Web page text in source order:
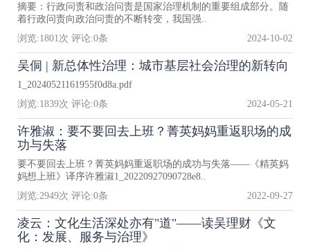
摘要：行政问责和政治问责是国家治理机制的重要组成部分。随
着行政问责向政治问责的不断转变，我国强..
浏览:1801次 评论:0条 2024-10-02
吴侗 | 新总体性治理：城市基层社会治理的新转向
1_20240521161955f0d8a.pdf
浏览:1839次 评论:0条 2024-05-21
许雅淑：要不要回去上班？菁英妈妈重返职场的成
功与失落
要不要回去上班？菁英妈妈重返职场的成功与失落——《精英妈
妈想上班》译序许雅淑1_20220927090728e8..
浏览:2949次 评论:0条 2022-09-27
凌云：文化生活深处亦有"道"——读吴理财《文
化：发展、服务与治理》